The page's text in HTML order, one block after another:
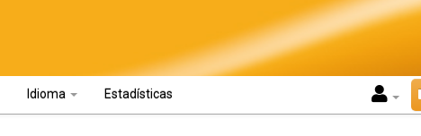
Idioma Estadísticas